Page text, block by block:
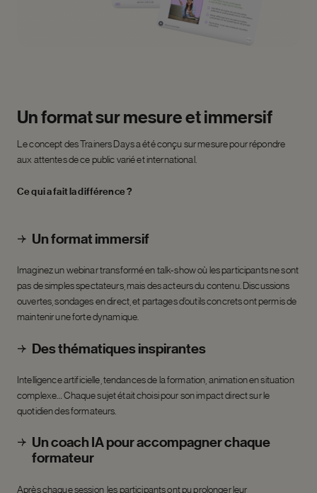
Un format sur mesure et immersif
Le concept des Trainers Days a été conçu sur mesure pour répondre
aux attentes de ce public varié et international.
Ce qui a fait la différence ?
Un format immersif
Imaginez un webinar transformé en talk-show où les participants ne sont
pas de simples spectateurs, mais des acteurs du contenu. Discussions
ouvertes, sondages en direct, et partages d’outils concrets ont permis de
maintenir une forte dynamique.
Des thématiques inspirantes
Intelligence artificielle, tendances de la formation, animation en situation
complexe… Chaque sujet était choisi pour son impact direct sur le
quotidien des formateurs.
Un coach IA pour accompagner chaque
formateur
Après chaque session, les participants ont pu prolonger leur